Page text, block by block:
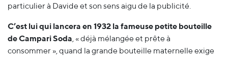
particulier à Davide et son sens aigu de la publicité.
C’est lui qui lancera en 1932 la fameuse petite bouteille
de Campari Soda , « déjà mélangée et prête à
consommer », quand la grande bouteille maternelle exige